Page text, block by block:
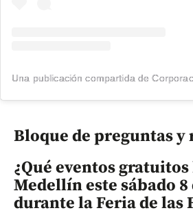
Bloque de preguntas y
¿Qué eventos gratuitos
Medellín este sábado 8
durante la Feria de las